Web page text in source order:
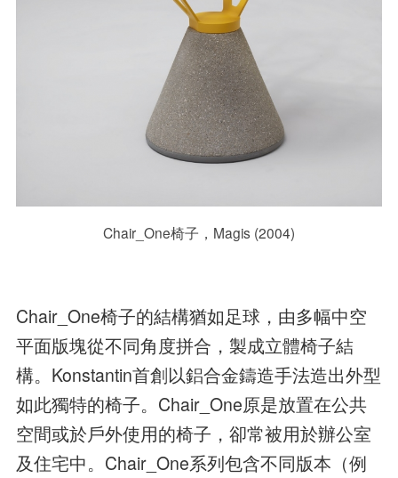
Chair_One椅子，Magis (2004)
Chair_One椅子的結構猶如足球，由多幅中空
平面版塊從不同角度拼合，製成立體椅子結
構。Konstantin首創以鋁合金鑄造手法造出外型
如此獨特的椅子。Chair_One原是放置在公共
空間或於戶外使用的椅子，卻常被用於辦公室
及住宅中。Chair_One系列包含不同版本（例